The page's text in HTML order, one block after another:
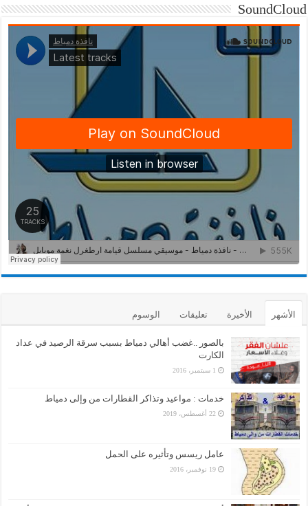
SoundCloud
الأشهر الأخيرة تعليقات الوسوم
بالصور ..غضب أهالي دمياط بسبب سرقة الرصيد في عداد
الكارت
1 سبتمبر، 2016
خدمات : مواعيد وتذاكر القطارات من وإلى دمياط
22 أغسطس، 2019
عامل ريسس وتأثيره على الحمل
19 نوفمبر، 2016